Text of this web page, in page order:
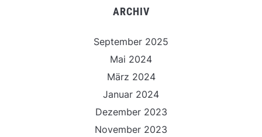
ARCHIV
September 2025
Mai 2024
März 2024
Januar 2024
Dezember 2023
November 2023